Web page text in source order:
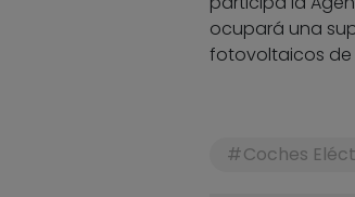
ocupará una
fotovoltaicos de
Coches